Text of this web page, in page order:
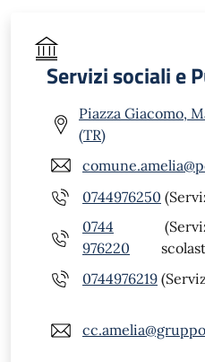
Servizi sociali e
Piazza Giacomo,
(TR)
0744976250
0744
976220
0744976219